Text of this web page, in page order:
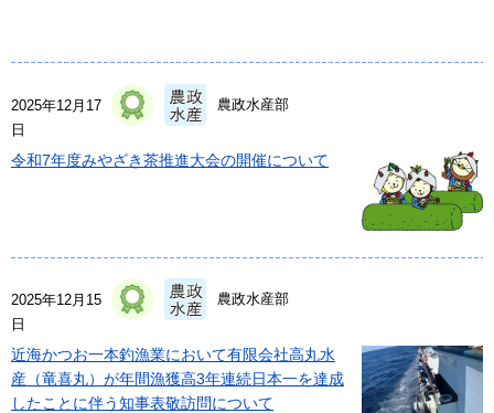
2025年12月17
日
農政水産部
令和7年度みやざき茶推進大会の開催について
2025年12月15
日
農政水産部
近海かつお一本釣漁業において有限会社高丸水
産（竜喜丸）が年間漁獲高3年連続日本一を達成
したことに伴う知事表敬訪問について